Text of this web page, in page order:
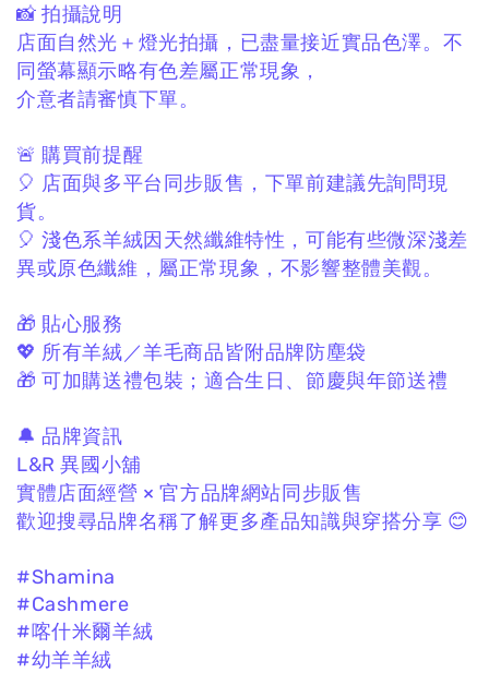
📸 拍攝說明
店面自然光＋燈光拍攝， 已盡量接近實品色澤。 不
同螢幕顯示略有色差屬正常現象，
介意者請審慎下單。
🚨 購買前提醒
🎈 店面與多平台同步販售， 下單前建議先詢問現
貨。
🎈 淺色系羊絨因天然纖維特性，可能有些微深淺差
異或原色纖維， 屬正常現象，不影響整體美觀。
🎁 貼心服務
💖 所有羊絨／羊毛商品皆附品牌防塵袋
🎁 可加購送禮包裝； 適合生日、節慶與年節送禮
🔔 品牌資訊
L&R 異國小舖
實體店面經營 × 官方品牌網站同步販售
歡迎搜尋品牌名稱了解更多產品知識與穿搭分享 😊
#Shamina
#Cashmere
#喀什米爾羊絨
#幼羊羊絨